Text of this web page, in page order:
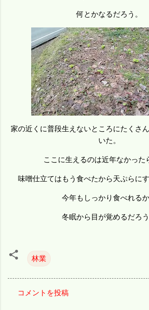
何とかなるだろう。
家の近くに普段生えないところにたくさ
いた。
ここに生えるのは近年なかった
味噌仕立てはもう食べたから天ぷらにす
今年もしっかり食べれる
冬眠から目が覚めるだろう
林業
コメントを投稿